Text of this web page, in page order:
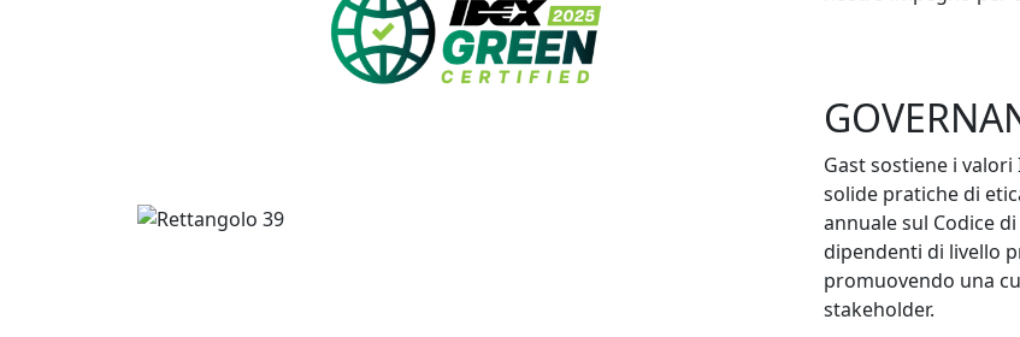
Gast sostiene i
solide pratiche di
annuale sul Codice
dipendenti di livello
promuovendo una
stakeholder.